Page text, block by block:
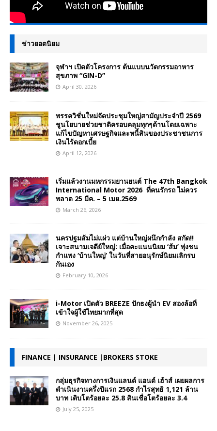
ข่าวยอดนิยม
จุฬาฯ เปิดตัวโครงการ ต้นแบบนวัตกรรมอาหาร
สุขภาพ “GIN-D”
April 30, 2026
พรรควิชั่นใหม่จัดประชุมใหญ่สามัญประจำปี 2569
ชูนโยบายช่วยชาติครอบคลุมทุกๆด้านโดยเฉพาะ
แก้ไขปัญหาเศรษฐกิจและหนี้สินของประชาชนการ
เงินไร้ดอกเบี้ย
April 12, 2026
เริ่มแล้วงานมหกรรมยานยนต์ The 47th Bangkok
International Motor 2026 ที่คนรักรถ ไม่ควร
พลาด 25 มีค. – 5 เมย.2569
March 26, 2026
นครปฐมส้มไม่แผ่ว แต่บ้านใหญ่ผนึกกำลัง สกัด!!
เจาะสนามเจดีย์ใหญ่: เมื่อคะแนนนิยม ‘ส้ม’ พุ่งชน
กำแพง ‘บ้านใหญ่’ ในวันที่สายอนุรักษ์นิยมเลิกรบ
กันเอง
February 10, 2026
i-Motor เปิดตัว BREEZE ปักธงผู้นำ EV สองล้อที่
เข้าใจผู้ใช้ไทยมากที่สุด
November 26, 2025
FINANCE | INSURANCE |BROKERS STOKE
กลุ่มธุรกิจทางการเงินแลนด์ แอนด์ เฮ้าส์ เผยผลการ
ดำเนินงานครึ่งปีแรก 2568 กำไรสุทธิ 1,121 ล้าน
บาท เติบโตร้อยละ 25.8 สินเชื่อโตร้อยละ 3.4
July 25, 2025